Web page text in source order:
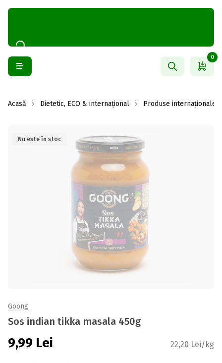
0
Acasă Dietetic, ECO & internațional Produse internaționale
Nu este în stoc
Goong
Sos indian tikka masala 450g
9,99 Lei 22,20 Lei/kg